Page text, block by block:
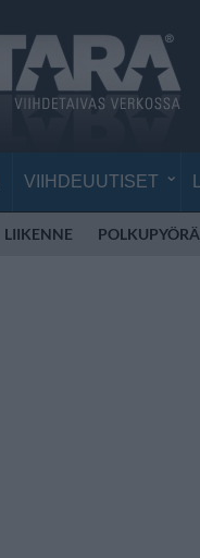
VIIHDEUUTISET
LIIKENNE POLKUPYÖRÄ